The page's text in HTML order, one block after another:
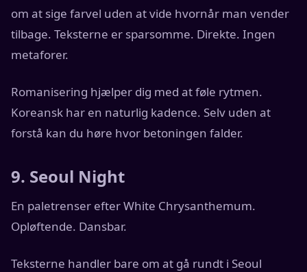
om at sige farvel uden at vide hvornår man vender
tilbage. Teksterne er sparsomme. Direkte. Ingen
metaforer.
Romanisering hjælper dig med at føle rytmen.
Koreansk har en naturlig kadence. Selv uden at
forstå kan du høre hvor betoningen falder.
9. Seoul Night
En paletrenser efter White Chrysanthemum.
Opløftende. Dansbar.
Teksterne handler bare om at gå rundt i Seoul